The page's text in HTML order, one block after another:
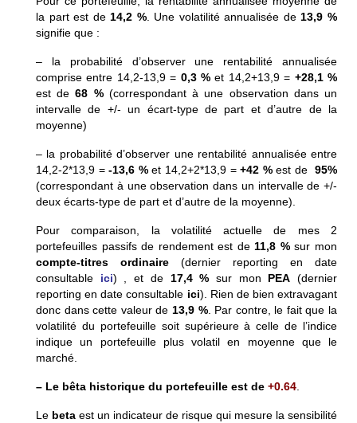
la part est de14,2 %. Une volatilité annualisée de13,9 %
signifie que :
– la probabilité d’observer une rentabilité annualisée
comprise entre 14,2-13,9 = 0,3 % et 14,2+13,9 = +28,1 %
est de68 %(correspondant à une observation dans un
intervalle de +/- un écart-type de part et d’autre de la
moyenne)
– la probabilité d’observer une rentabilité annualisée entre
14,2-2*13,9 =-13,6 %et 14,2+2*13,9 =+42 %est de 95%
(correspondant à une observation dans un intervalle de +/-
deux écarts-type de part et d’autre de la moyenne).
Pour comparaison, la volatilité actuelle de mes 2
portefeuilles passifs de rendement est de11,8 %sur mon
compte-titres ordinaire (dernier reporting en date
consultable
ici) , et de 17,4 % sur mon PEA (dernier
reporting en date consultable ici). Rien de bien extravagant
donc dans cette valeur de 13,9 %. Par contre, le fait que la
volatilité du portefeuille soit supérieure à celle de l’indice
indique un portefeuille plus volatil en moyenne que le
marché.
– Le bêta historique du portefeuille est de +0.64.
Le beta est un indicateur de risque qui mesure la sensibilité